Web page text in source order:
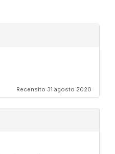
Recensito 31 agosto 2020